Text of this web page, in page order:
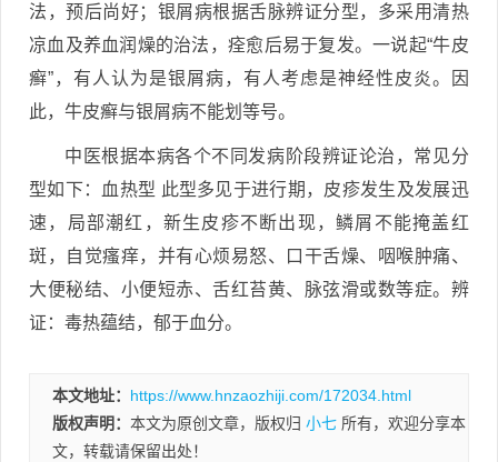
法，预后尚好；银屑病根据舌脉辨证分型，多采用清热
凉血及养血润燥的治法，痊愈后易于复发。一说起“牛皮
癣”，有人认为是银屑病，有人考虑是神经性皮炎。因
此，牛皮癣与银屑病不能划等号。
中医根据本病各个不同发病阶段辨证论治，常见分
型如下：血热型 此型多见于进行期，皮疹发生及发展迅
速，局部潮红，新生皮疹不断出现，鳞屑不能掩盖红
斑，自觉瘙痒，并有心烦易怒、口干舌燥、咽喉肿痛、
大便秘结、小便短赤、舌红苔黄、脉弦滑或数等症。辨
证：毒热蕴结，郁于血分。
本文地址： https://www.hnzaozhiji.com/172034.html
版权声明： 本文为原创文章，版权归 小七 所有，欢迎分享本
文，转载请保留出处！